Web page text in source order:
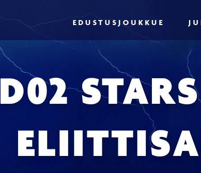
EDUSTUSJOUKKUE
D02